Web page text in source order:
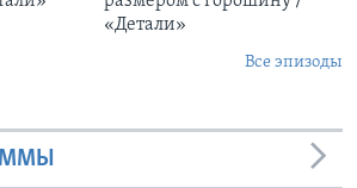
«Детали»
Все эпизоды